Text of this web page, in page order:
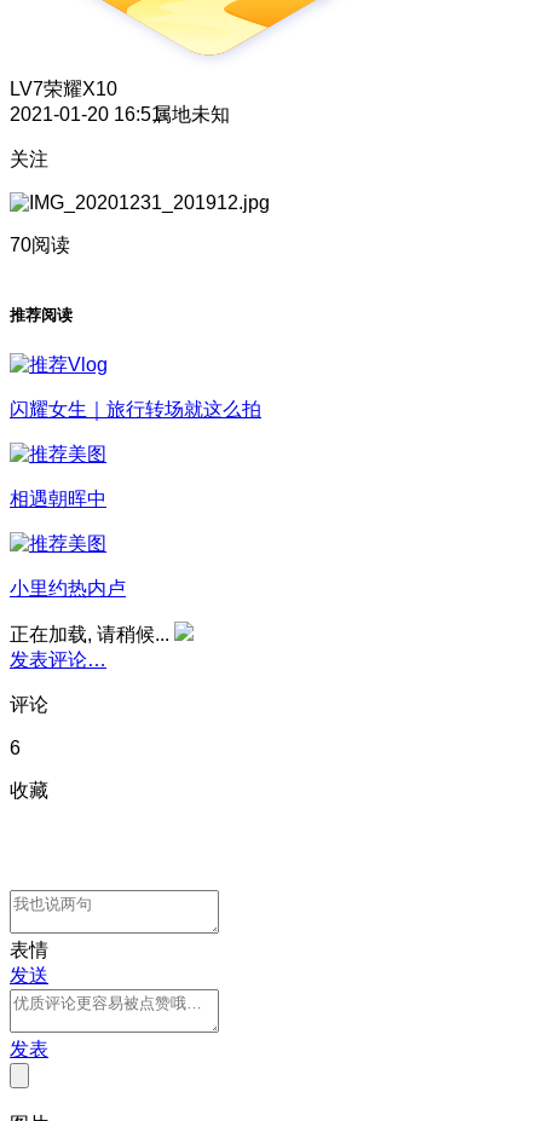
LV7荣耀X10
2021-01-20 16:51属地未知
关注
70阅读
推荐阅读
闪耀女生｜旅行转场就这么拍
相遇朝晖中
小里约热内卢
正在加载, 请稍候...
发表评论…
评论
6
收藏
表情
发送
发表